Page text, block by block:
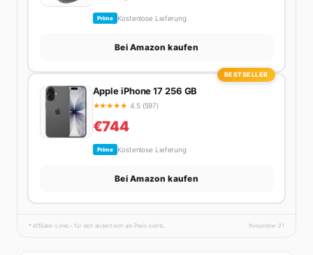
Prime Kostenlose Lieferung
Bei Amazon kaufen
BESTSELLER
Apple iPhone 17 256 GB
★★★★★ 4.5 (597)
€744
Prime Kostenlose Lieferung
Bei Amazon kaufen
* Affiliate-Links – für dich ändert sich am Preis nichts. fhmonline-21